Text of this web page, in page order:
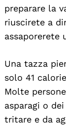
preparare la
riuscirete a
assaporerete
Una tazza
solo 41
Molte
asparagi o
tritare e da